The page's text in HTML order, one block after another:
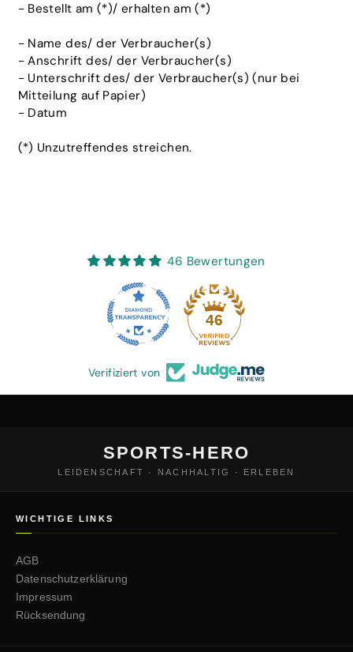
- Bestellt am (*)/ erhalten am (*)
- Name des/ der Verbraucher(s)
- Anschrift des/ der Verbraucher(s)
- Unterschrift des/ der Verbraucher(s) (nur bei
Mitteilung auf Papier)
- Datum
(*) Unzutreffendes streichen.
46 Bewertungen
46
Verifiziert von
SPORTS-HERO
LEIDENSCHAFT · NACHHALTIG · ERLEBEN
WICHTIGE LINKS
AGB
Datenschutzerklärung
Impressum
Rücksendung